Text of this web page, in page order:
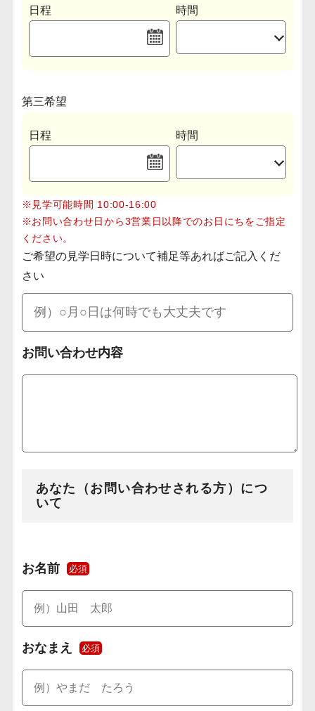
日程 時間
第三希望
日程 時間
※見学可能時間 10:00-16:00
※お問い合わせ日から3営業日以降でのお日にちをご指定
ください。
ご希望の見学日時について補足等あればご記入くだ
さい
お問い合わせ内容
あなた（お問い合わせされる方）につ
いて
お名前 必須
おなまえ 必須